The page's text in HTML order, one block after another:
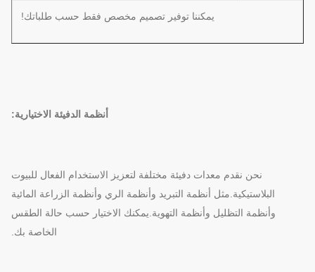
يمكننا توفير تصميم مخصص فقط حسب طلباتك!
أنظمة الدفيئة الاختيارية:
نحن نقدم معدات دفيئة مختلفة لتعزيز الاستخدام الفعال للبيوت
البلاستيكية.مثل أنظمة التبريد وأنظمة الري وأنظمة الزراعة المائية
وأنظمة التظليل وأنظمة التهوية.يمكنك الاختيار حسب حالة الطقس
الخاصة بك.